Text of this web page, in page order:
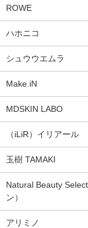
ROWE
ハホニコ
シュウウエムラ
Make.iN
MDSKIN LABO
（iLiR）イリアール
玉樹 TAMAKI
Natural Beauty
ン）
アリミノ